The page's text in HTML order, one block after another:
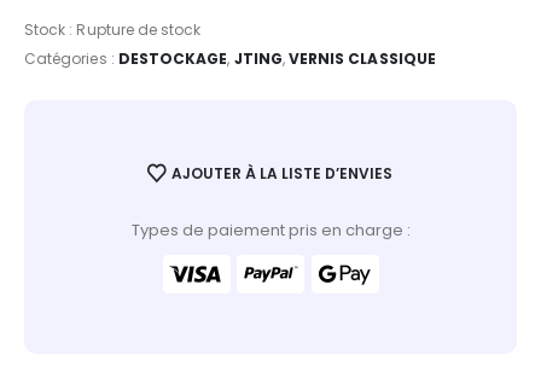
Stock : Rupture de stock
Catégories : DESTOCKAGE, JTING,VERNIS CLASSIQUE
AJOUTER À LA LISTE D’ENVIES
Types de paiement pris en charge :